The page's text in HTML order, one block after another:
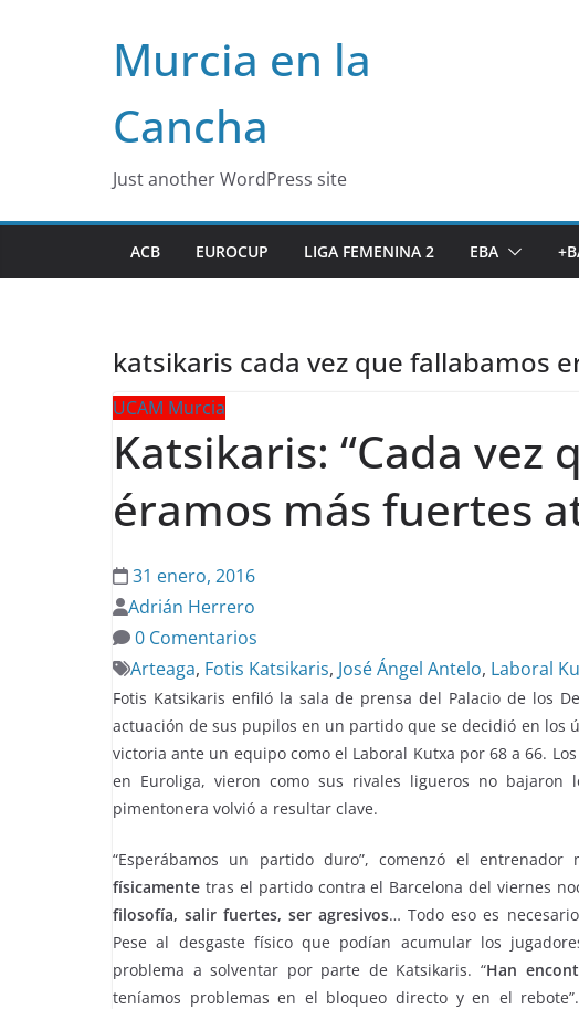
Murcia en la
Cancha
Just another WordPress site
ACB EUROCUP LIGA FEMENINA 2 EBA
katsikaris cada vez que fallabamos
UCAM Murcia
Katsikaris: “Cada vez
éramos más fuertes
31 enero, 2016
Adrián Herrero
0 Comentarios
Arteaga, Fotis Katsikaris, José Ángel Antelo, Laboral
Fotis Katsikaris enfiló la sala de prensa del Palacio de los
actuación de sus pupilos en un partido que se decidió en los
victoria ante un equipo como el Laboral Kutxa por 68 a 66.
en Euroliga, vieron como sus rivales ligueros no
pimentonera volvió a resultar clave.
“Esperábamos un partido duro”, comenzó el entrenador
físicamente tras el partido contra el Barcelona del viernes
filosofía, salir fuertes, ser agresivos… Todo eso es
Pese al desgaste físico que podían acumular los
problema a solventar por parte de Katsikaris. “Han
teníamos problemas en el bloqueo directo y en el